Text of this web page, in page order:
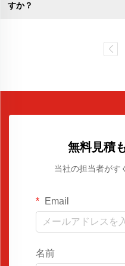
すか？
無料見積
当社の担当者がす
Email
名前